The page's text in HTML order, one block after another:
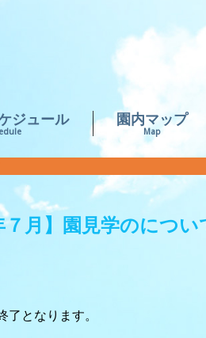
ジュール 園内マップ
Map
７月】園見学のについ
となります。